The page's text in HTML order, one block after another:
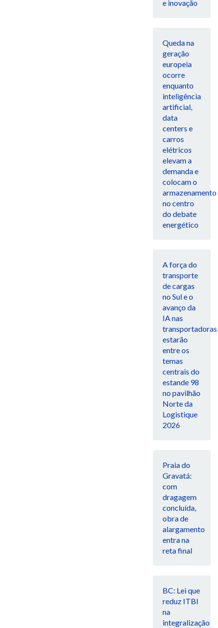
e inovação
Queda na
geração
europeia
ocorre
enquanto
inteligência
artificial,
data
centers e
carros
elétricos
elevam a
demanda e
colocam o
armazenamento
no centro
do debate
energético
A força do
transporte
de cargas
no Sul e o
avanço da
IA nas
transportadoras
estarão
entre os
temas
centrais do
estande 98
no pavilhão
Norte da
Logistique
2026
Praia do
Gravatá:
com
dragagem
concluída,
obra de
alargamento
entra na
reta final
BC: Lei que
reduz ITBI
na
integralização